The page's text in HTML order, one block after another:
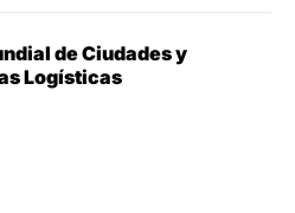
de Ciudades y
Logísticas